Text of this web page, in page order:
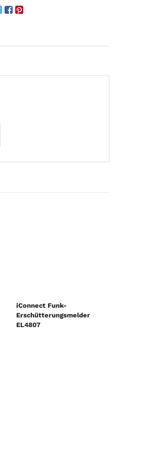
iConnect Funk-
Erschütterungsmelder
EL4807